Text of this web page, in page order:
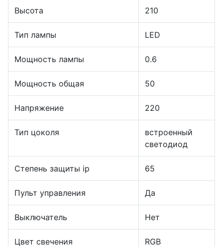
Высота 210
Тип лампы LED
Мощность лампы 0.6
Мощность общая 50
Напряжение 220
Тип цоколя
встроенный
светодиод
Степень защиты ip 65
Пульт управления Да
Выключатель Нет
Цвет свечения RGB